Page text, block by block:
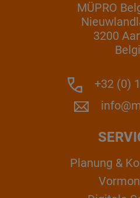
MÜPRO
3200
+32 (0)
Planung &